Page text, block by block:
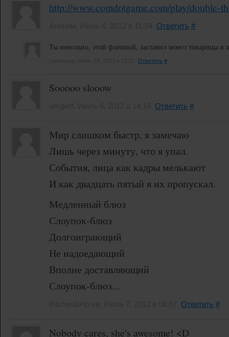
http://www.comdotgame.com/play/double-
Ответить #
Ты невольно, этой флешкой, заставил моего товарища в
Ответить #
Sooooo slooow
Ответить #
Мир слишком быстр, я замечаю
Лишь через минуту, что я упал.
События, лица как кадры мелькают
И как двадцать пятый я их пропускал.
Медленный блюз
Слоупок-блюз
Долгоиграющий
Не надоедающий
Вполне доставляющий
Слоупок-блюз...
Ответить #
Nobody cares, she's awesome! <D